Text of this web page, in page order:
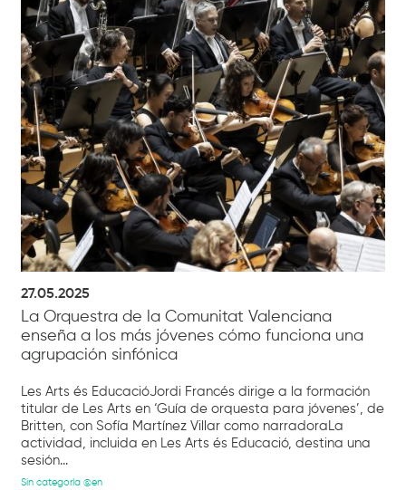
27.05.2025
La Orquestra de la Comunitat Valenciana
enseña a los más jóvenes cómo funciona una
agrupación sinfónica
Les Arts és EducacióJordi Francés dirige a la formación
titular de Les Arts en ‘Guía de orquesta para jóvenes’, de
Britten, con Sofía Martínez Villar como narradoraLa
actividad, incluida en Les Arts és Educació, destina una
sesión...
Sin categoría @en